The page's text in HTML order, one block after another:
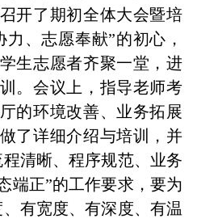
开了期初全体大会暨培
、志愿奉献”的初心，
生志愿者齐聚一堂，进
。会议上，指导老师考
的环境改善、业务拓展
了详细介绍与培训，并
清晰、程序规范、业务
端正”的工作要求，要为
有宽度、有深度、有温